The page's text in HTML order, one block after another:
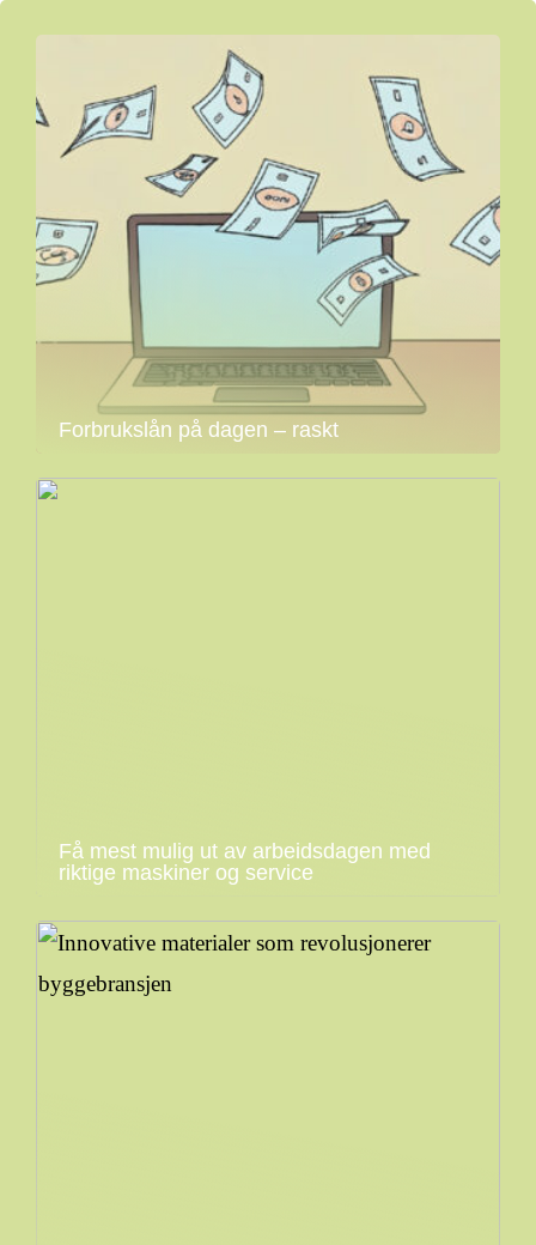
Forbrukslån på dagen – raskt
Få mest mulig ut av arbeidsdagen med
riktige maskiner og service